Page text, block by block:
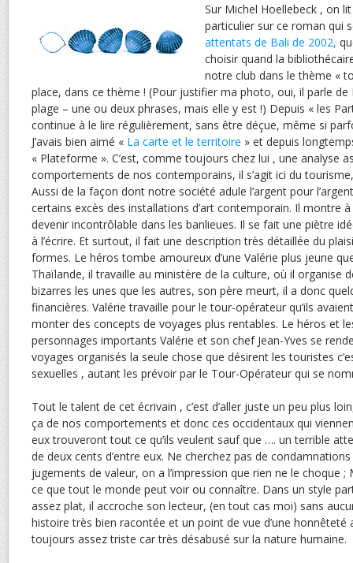
Sur Michel Hoellebeck , on
particulier sur ce roman qui
attentats de Bali de 2002,
choisir quand la
notre club dans le thème «
place, dans ce thème ! (Pour justifier ma photo, oui, il parle
plage – une ou deux phrases, mais elle y est !) Depuis « les
continue à le lire régulièrement, sans être déçue, même si
J’avais bien aimé « La carte et le territoire » et depuis
« Plateforme ». C’est, comme toujours chez lui , une analyse
comportements de nos contemporains, il s’agit ici du
Aussi de la façon dont notre société adule l’argent pour
certains excès des installations d’art contemporain. Il montre
devenir incontrôlable dans les banlieues. Il se fait une piètre
à l’écrire. Et surtout, il fait une description très détaillée du
formes. Le héros tombe amoureux d’une Valérie plus jeune
Thaïlande, il travaille au ministère de la culture, où il organise
bizarres les unes que les autres, son père meurt, il a donc
financières. Valérie travaille pour le tour-opérateur qu’ils
monter des concepts de voyages plus rentables. Le héros et
personnages importants Valérie et son chef Jean-Yves se
voyages organisés la seule chose que désirent les touristes
sexuelles , autant les prévoir par le Tour-Opérateur qui se
Tout le talent de cet écrivain , c’est d’aller juste un peu plus
ça de nos comportements et donc ces occidentaux qui
eux trouveront tout ce qu’ils veulent sauf que …. un terrible
de deux cents d’entre eux. Ne cherchez pas de
jugements de valeur, on a l’impression que rien ne le choque ;
ce que tout le monde peut voir ou connaître. Dans un style
assez plat, il accroche son lecteur, (en tout cas moi) sans
histoire très bien racontée et un point de vue d’une
toujours assez triste car très désabusé sur la nature humaine.